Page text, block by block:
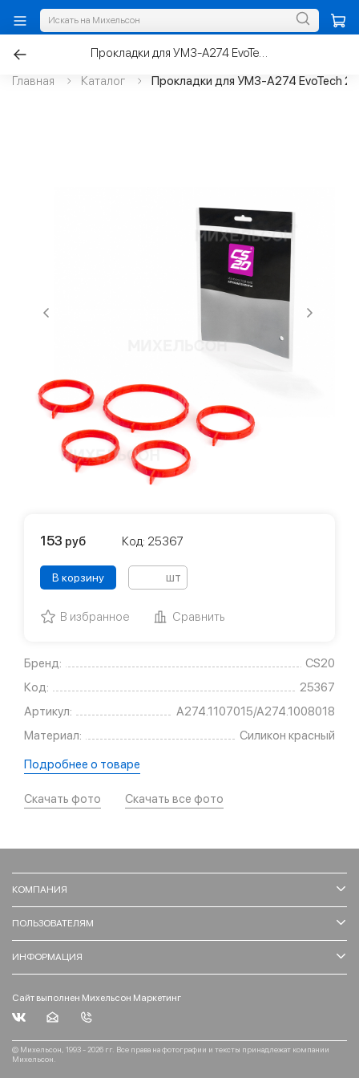
Главная Каталог Прокладки для УМЗ-А274 EvoTech
Прокладки для УМЗ-А274 EvoTech 2.7 ресивера 5шт., силикон
Бренд:
CS20
Код:
25367
Артикул:
А274.1107015/А274.1008018
Материал:
Силикон красный
Подробнее о товаре
Скачать фото Скачать все фото
153 руб Код: 25367
В корзину шт
В избранное Сравнить
КОМПАНИЯ
ПОЛЬЗОВАТЕЛЯМ
ИНФОРМАЦИЯ
Сайт выполнен Михельсон Маркетинг
© Михельсон, 1993 - 2026 гг. Все права на фотографии и тексты принадлежат компании
Михельсон.